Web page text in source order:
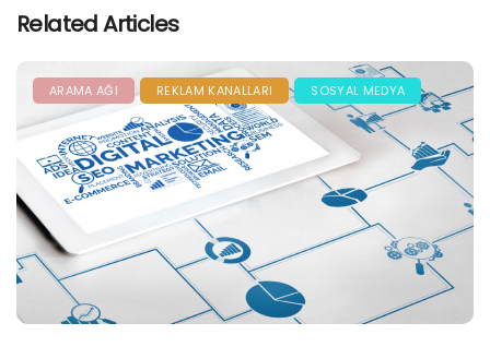
Related Articles
ARAMA AĞI REKLAM KANALLARI SOSYAL MEDYA